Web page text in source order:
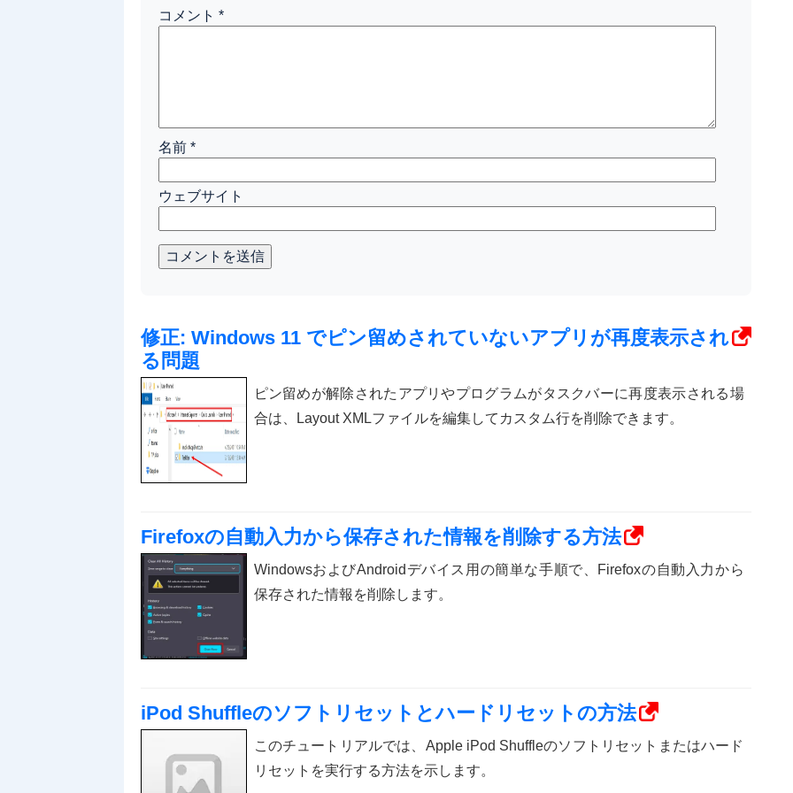
コメント *
名前 *
ウェブサイト
コメントを送信
修正: Windows 11 でピン留めされていないアプリが再度表示され
る問題
ピン留めが解除されたアプリやプログラムがタスクバーに再度表示される場
合は、Layout XMLファイルを編集してカスタム行を削除できます。
Firefoxの自動入力から保存された情報を削除する方法
WindowsおよびAndroidデバイス用の簡単な手順で、Firefoxの自動入力から
保存された情報を削除します。
iPod Shuffleのソフトリセットとハードリセットの方法
このチュートリアルでは、Apple iPod Shuffleのソフトリセットまたはハード
リセットを実行する方法を示します。